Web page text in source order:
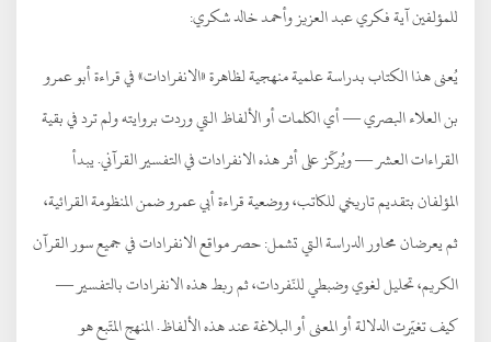
للمؤلفين آية فكري عبد العزيز وأحمد خالد شكري:
يُعنى هذا الكتاب بدراسة علمية منهجية لظاهرة «الانفرادات» في قراءة أبو عمرو
بن العلاء البصري — أي الكلمات أو الألفاظ التي وردت بروايته ولم ترد في بقية
القراءات العشر — ويُركّز على أثر هذه الانفرادات في التفسير القرآني. يبدأ
المؤلفان بتقديم تاريخي للكاتب، ووضعية قراءة أبي عمرو ضمن المنظومة القرائية،
ثم يعرضان محاور الدراسة التي تشمل: حصر مواقع الانفرادات في جميع سور القرآن
الكريم، تحليل لغوي وضبطي للنّفردات، ثم ربط هذه الانفرادات بالتفسير —
كيف تغيّرت الدلالة أو المعنى أو البلاغة عند هذه الألفاظ. المنهج المتّبع هو